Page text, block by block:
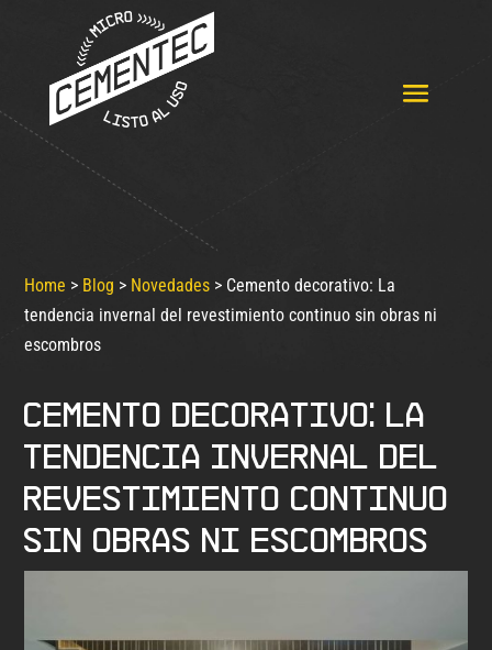
Home > Blog > Novedades > Cemento decorativo: La
tendencia invernal del revestimiento continuo sin obras ni
escombros
Cemento decorativo: La
tendencia invernal del
revestimiento continuo
sin obras ni escombros